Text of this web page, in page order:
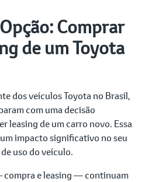
Comprar
de um Toyota
dos veículos Toyota no Brasil,
com uma decisão
leasing de um carro novo. Essa
impacto significativo no seu
uso do veículo.
compra e leasing — continuam